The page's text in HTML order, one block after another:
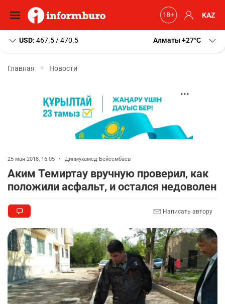
KAZ
USD: 467.5 / 470.5 Алматы+27 C
Главная Новости
25 мая 2018, 16:05 • Динмухамед Бейсембаев
Аким Темиртау вручную проверил, как
положили асфальт, и остался недоволен
Написать автору